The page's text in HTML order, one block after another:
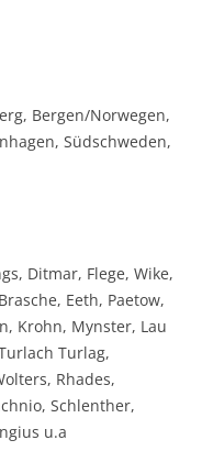
Bergen/Norwegen,
Südschweden,
Ditmar, Flege, Wike,
Eeth, Paetow,
Krohn, Mynster, Lau
Turlag,
Rhades,
Schlenther,
u.a